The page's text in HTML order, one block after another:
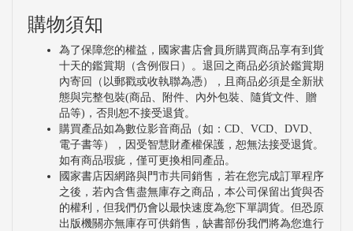
購物須知
為了保障您的權益，國家書店會員所購買商品享有到貨
十天的鑑賞期（含例假日）。退回之商品必須於鑑賞期
內寄回（以郵戳或收執聯為憑），且商品必須是全新狀
態與完整包裝(商品、附件、內外包裝、隨貨文件、贈
品等)，否則恕不接受退貨。
購買產品如為數位影音商品（如：CD、VCD、DVD、
電子書等），因受智慧財產權保護，恕無法接受退貨。
如有商品瑕疵，僅可更換相同產品。
國家書店因網路與門市共同銷售，若在您完成訂單程序
之後，若內含售盡無庫存之商品，本公司保留出貨與否
的權利，但我們仍會以最快速度為您下單調貨。但恐原
出版機關亦無庫存可供銷售，缺書部份我們將為您進行